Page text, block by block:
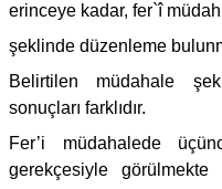
erinceye kadar, fer`î
şeklinde düzenleme
Belirtilen müdahale
sonuçları farklıdır.
Fer’i müdahalede
gerekçesiyle